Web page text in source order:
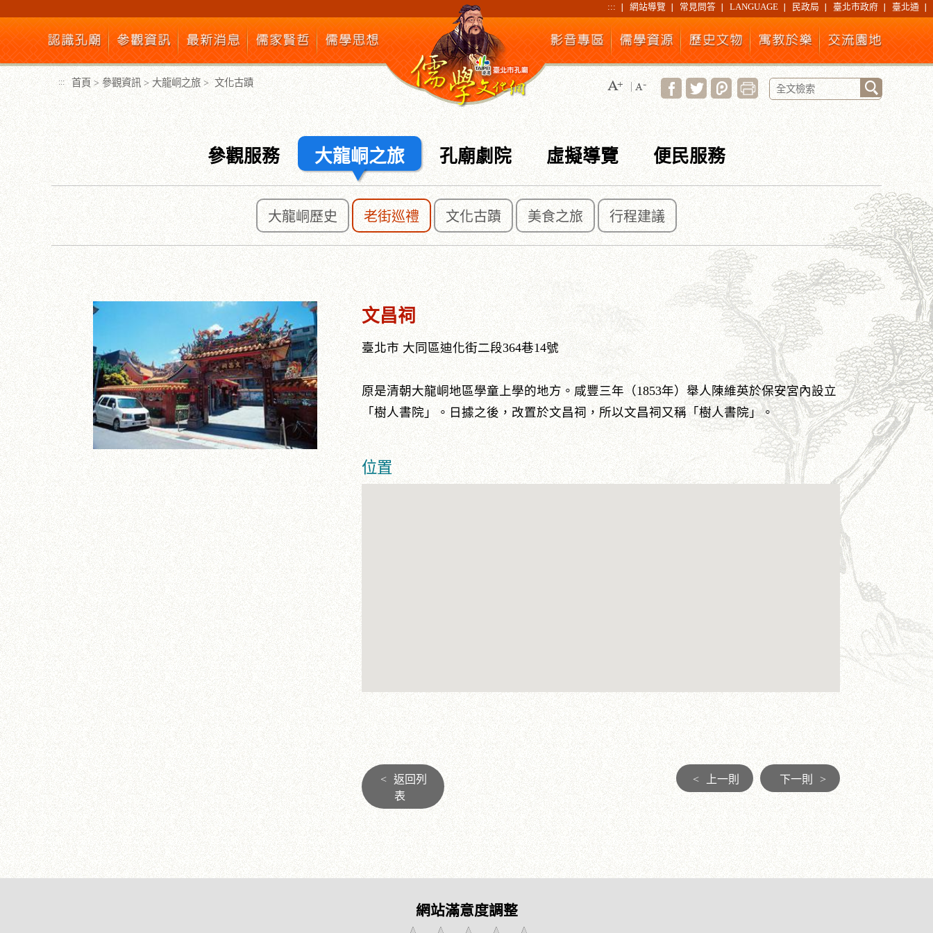
主
要
內
容
區
塊
::: 網站導覽 常見問答 LANGUAGE 民政局 臺北市政府 臺北通
::: 首頁 > 參觀資訊 > 大龍峒之旅 > 文化古蹟
參觀服務 大龍峒之旅 孔廟劇院 虛擬導覽 便民服務
大龍峒歷史 老街巡禮 文化古蹟 美食之旅 行程建議
::: 文昌祠
臺北市 大同區迪化街二段364巷14號
原是清朝大龍峒地區學童上學的地方。咸豐三年（1853年）舉人陳維英於保安宮內設立
「樹人書院」。日據之後，改置於文昌祠，所以文昌祠又稱「樹人書院」。
位置
<
返回列
表
< 上一則 下一則 >
網站滿意度調整